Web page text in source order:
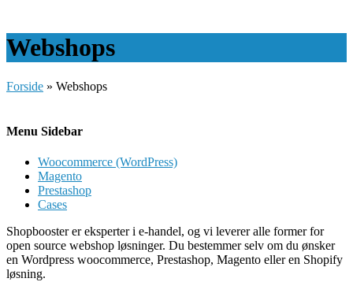
Webshops
Forside » Webshops
Menu Sidebar
Woocommerce (WordPress)
Magento
Prestashop
Cases
Shopbooster er eksperter i e-handel, og vi leverer alle former for
open source webshop løsninger. Du bestemmer selv om du ønsker
en Wordpress woocommerce, Prestashop, Magento eller en Shopify
løsning.